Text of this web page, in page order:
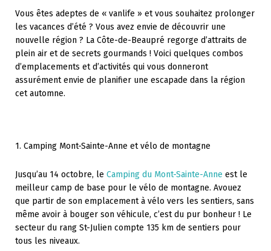
Vous êtes adeptes de « vanlife » et vous souhaitez prolonger
les vacances d’été ? Vous avez envie de découvrir une
nouvelle région ? La Côte-de-Beaupré regorge d’attraits de
plein air et de secrets gourmands ! Voici quelques combos
d’emplacements et d’activités qui vous donneront
assurément envie de planifier une escapade dans la région
cet automne.
1. Camping Mont-Sainte-Anne et vélo de montagne
Jusqu’au 14 octobre, le Camping du Mont-Sainte-Anne est le
meilleur camp de base pour le vélo de montagne. Avouez
que partir de son emplacement à vélo vers les sentiers, sans
même avoir à bouger son véhicule, c’est du pur bonheur ! Le
secteur du rang St-Julien compte 135 km de sentiers pour
tous les niveaux.